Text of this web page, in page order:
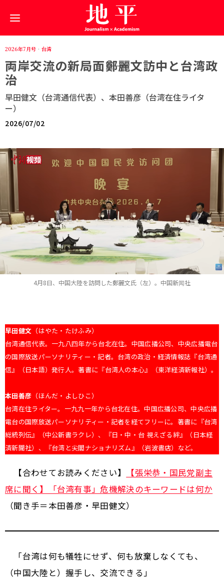
2026年7月号 · 台湾
両岸交流の新局面――鄭麗文訪中と台湾政
治
早田健文（台湾通信代表）、本田善彦（台湾在住ライタ
ー）
2026/07/02
4月8日、中国大陸を訪問した鄭麗文氏（左）。中国新闻社
早田健文 （はやた・たけふみ）
台湾通信代表。一九八四年から台北在住。中国広播公司、中央広播電台
の国際放送パーソナリティー・記者。台湾の政治・経済情報誌『台湾通
信』（日本語）発行人。著書に『台湾人の本心』（東洋経済新報社）。
本田善彦 （ほんだ・よしひこ）
台湾在住ライター。一九九一年から台北在住。中国広播公司、中央広播
電台の国際放送パーソナリティー・記者を経てフリーに。著書に『台湾
総統列伝』（中公新書ラクレ）、『日・中・台 視えざる絆』（日本経
済新聞社）、『台湾と尖閣ナショナリズム』（岩波書店）など。
【合わせてお読みください】
【張栄恭・国民党副主
席に聞く】「台湾有事」危機解決のキーワードは何か
（聞き手＝本田善彦・早田健文）
「台湾は何も犠牲にせず、何も放棄しなくても、
（中国大陸と）握手し、交流できる」